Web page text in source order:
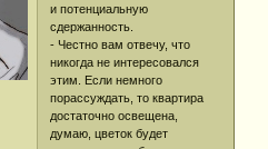
и потенциальную
сдержанность.
- Честно вам отвечу, что
никогда не интересовался
этим. Если немного
порассуждать, то квартира
достаточно освещена,
думаю, цветок будет